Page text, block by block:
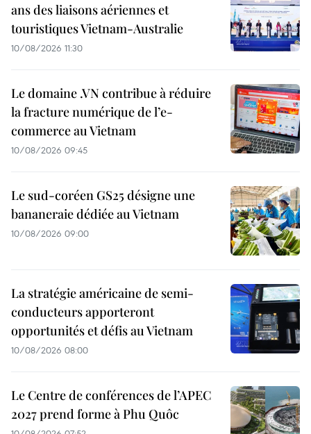
ans des liaisons aériennes et
touristiques Vietnam-Australie
10/08/2026 11:30
Le domaine .VN contribue à réduire
la fracture numérique de l’e-
commerce au Vietnam
10/08/2026 09:45
Le sud-coréen GS25 désigne une
bananeraie dédiée au Vietnam
10/08/2026 09:00
La stratégie américaine de semi-
conducteurs apporteront
opportunités et défis au Vietnam
10/08/2026 08:00
Le Centre de conférences de l’APEC
2027 prend forme à Phu Quôc